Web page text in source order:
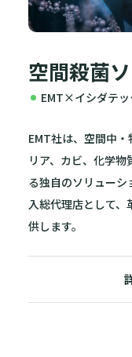
空間殺菌
EMT×イシダテッ
EMT社は、空間中‧
リア、カビ、化学
る独自のソリュー
入総代理店として、
供します。